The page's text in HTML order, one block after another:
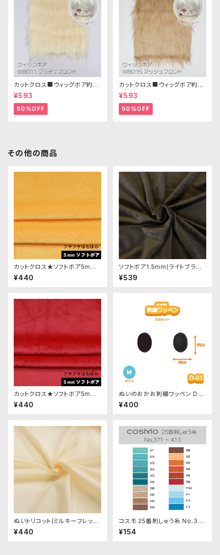
カットクロス■ウィッグボア約8c
m(プラチナブロンド)WB011 ボ
ア生地 25cm × 45cm
¥593
50%OFF
カットクロス■ウィッグボア約8c
m(アッシュブロンド)WB015 ボ
ア生地 25cm × 45cm
¥593
50%OFF
その他の商品
カットクロス★ソフトボア5mm
(山吹色)LB026 ボア生地 50c
m × 45cm
¥440
ソフトボア1.5mm(ライトブラッ
ク)SB040 ぬいぐるみ用短毛ボ
ア生地 20cm
¥539
カットクロス★ソフトボア5mm
(レッド)LB007 ボア生地 50c
m × 45cm
¥440
ぬいのおかお刺繍ワッペン D-0
1-Mサイズ 目・左右セット
¥400
ぬいトリコット(ミルキーフレッシ
ュ)NL103 ぬいぐるみ用薄手パ
イル生地 20cm
¥440
コスモ 25番刺しゅう糸 No.371
‾413
¥154